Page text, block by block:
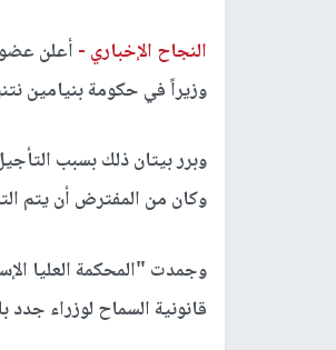
النجاح الإخباري - أعلن
وزيراً في حكومة بنيامين
وبرر بيتان ذلك بسبب
وكان من المفترض أن يتم
وجمدت "المحكمة العليا
قانونية السماح لوزراء جدد